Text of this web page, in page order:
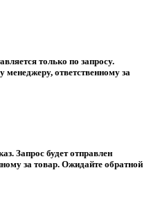
только по запросу.
менеджеру, ответственному за
Запрос будет отправлен
за товар. Ожидайте обратной